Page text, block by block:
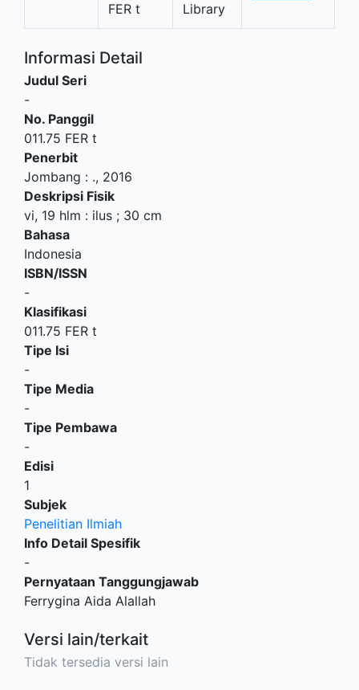
FER t
Library
Informasi Detail
Judul Seri
-
No. Panggil
011.75 FER t
Penerbit
Jombang : ., 2016
Deskripsi Fisik
vi, 19 hlm : ilus ; 30 cm
Bahasa
Indonesia
ISBN/ISSN
-
Klasifikasi
011.75 FER t
Tipe Isi
-
Tipe Media
-
Tipe Pembawa
-
Edisi
1
Subjek
Penelitian Ilmiah
Info Detail Spesifik
-
Pernyataan Tanggungjawab
Ferrygina Aida Alallah
Versi lain/terkait
Tidak tersedia versi lain